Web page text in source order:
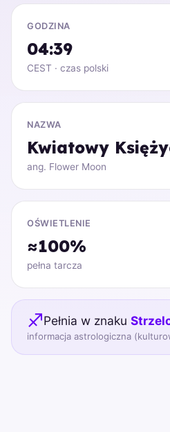
GODZINA
04:39
CEST · czas polski
NAZWA
Kwiatowy
ang. Flower Moon
OŚWIETLENIE
≈100%
pełna tarcza
♐Pełnia w znaku
informacja astrologiczna